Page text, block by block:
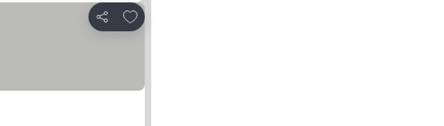
Compartir
Agregar a favoritos